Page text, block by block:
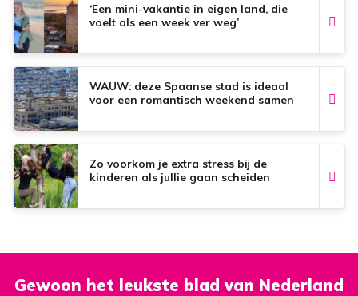
‘Een mini-vakantie in eigen land, die
voelt als een week ver weg’
WAUW: deze Spaanse stad is ideaal
voor een romantisch weekend samen
Zo voorkom je extra stress bij de
kinderen als jullie gaan scheiden
Gewoon het leukste blad van Nederland